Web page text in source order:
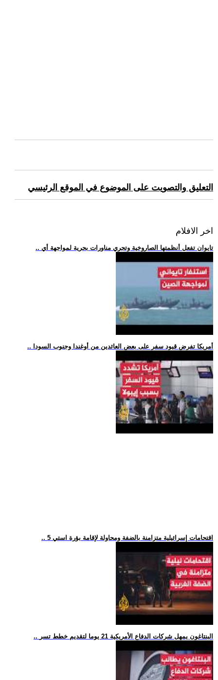
التعليق والتصويت على الموضوع في الموقع الرئيسي
اخر الافلام
.. تايوان تفعل أنظمتها الصاروخية وتجري مناورات بحرية لمواجهة أي
.. أمريكا تفرض قيود سفر على بعض العائدين من أوغندا وجنوب السودا
.. 5 اقتحامات إسرائيلية متزامنة بالضفة ومحاولة لإقامة بؤرة استي
.. البنتاغون يمهل شركات الدفاع الأمريكية 21 يوما لتقديم خطط تسر